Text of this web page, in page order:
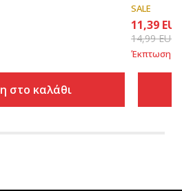
στο καλάθι
SALE
11,39 EUR
14,99EUR
Έκπτωση